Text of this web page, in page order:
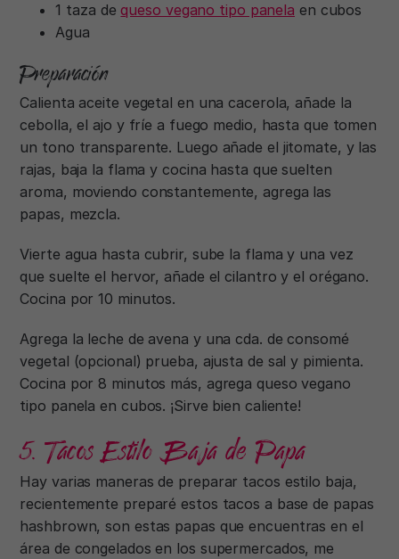
1 taza dequeso vegano tipo panela en cubos
Agua
Preparación
Calienta aceite vegetal en una cacerola, añade la
cebolla, el ajo y fríe a fuego medio, hasta que tomen
un tono transparente. Luego añade el jitomate, y las
rajas, baja la flama y cocina hasta que suelten
aroma, moviendo constantemente, agrega las
papas, mezcla.
Vierte agua hasta cubrir, sube la flama y una vez
que suelte el hervor, añade el cilantro y el orégano.
Cocina por 10 minutos.
Agrega la leche de avena y una cda. de consomé
vegetal (opcional) prueba, ajusta de sal y pimienta.
Cocina por 8 minutos más, agrega queso vegano
tipo panela en cubos. ¡Sirve bien caliente!
5. Tacos Estilo Baja de Papa
Hay varias maneras de preparar tacos estilo baja,
recientemente preparé estos tacos a base de papas
hashbrown, son estas papas que encuentras en el
área de congelados en los supermercados, me